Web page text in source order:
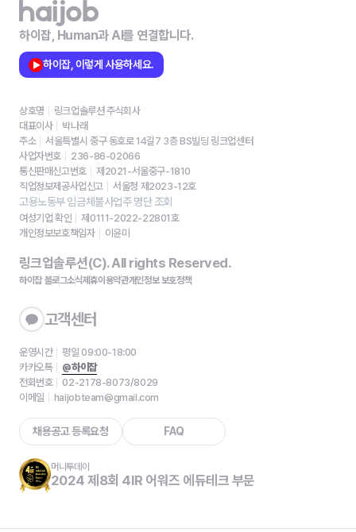
하이잡, Human과 AI를 연결합니다.
하이잡, 이렇게 사용하세요.
상호명
링크업솔루션 주식회사
대표이사
박나래
주소
서울특별시 중구 동호로 14길7 3층 BS빌딩 링크업센터
사업자번호
236-86-02066
통신판매신고번호
제2021-서울중구-1810
직업정보제공사업신고
서울청 제2023-12호
고용노동부 임금체불사업주 명단 조회
여성기업 확인
제0111-2022-22801호
개인정보보호책임자
이윤미
링크업솔루션(C). All rights Reserved.
하이잡 블로그소식제휴이용약관개인정보 보호정책
고객센터
운영시간
평일 09:00-18:00
카카오톡
@하이잡
전화번호
02-2178-8073/8029
이메일
haijobteam@gmail.com
채용공고 등록요청 FAQ
머니투데이
2024 제8회 4IR 어워즈 에듀테크 부문